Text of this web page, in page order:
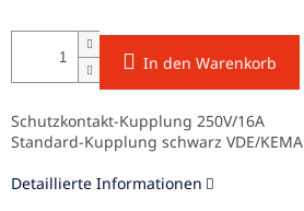
In den Warenkorb
Schutzkontakt-Kupplung 250V/16A
Standard-Kupplung schwarz VDE/KEMA
Detaillierte Informationen